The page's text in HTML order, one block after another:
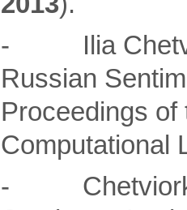
- Ilia
Russian
Proceedings
Computational
-